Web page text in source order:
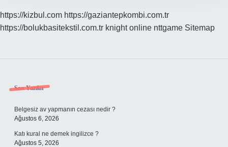
https://kizbul.com https://gaziantepkombi.com.tr
https://bolukbasitekstil.com.tr knight online nttgame Sitemap
Sidebar
Son Yazılar
Belgesiz av yapmanın cezası nedir ?
Ağustos 6, 2026
Katı kural ne demek ingilizce ?
Ağustos 5, 2026